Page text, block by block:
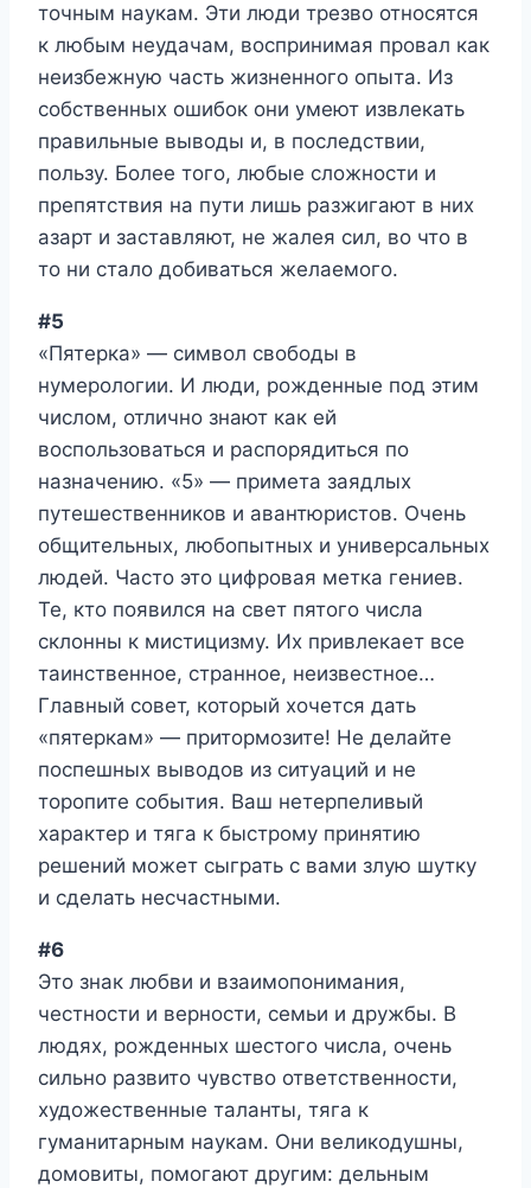
точным наукам. Эти люди трезво относятся
к любым неудачам, воспринимая провал как
неизбежную часть жизненного опыта. Из
собственных ошибок они умеют извлекать
правильные выводы и, в последствии,
пользу. Более того, любые сложности и
препятствия на пути лишь разжигают в них
азарт и заставляют, не жалея сил, во что в
то ни стало добиваться желаемого.
#5
«Пятерка» — символ свободы в
нумерологии. И люди, рожденные под этим
числом, отлично знают как ей
воспользоваться и распорядиться по
назначению. «5» — примета заядлых
путешественников и авантюристов. Очень
общительных, любопытных и универсальных
людей. Часто это цифровая метка гениев.
Те, кто появился на свет пятого числа
склонны к мистицизму. Их привлекает все
таинственное, странное, неизвестное…
Главный совет, который хочется дать
«пятеркам» — притормозите! Не делайте
поспешных выводов из ситуаций и не
торопите события. Ваш нетерпеливый
характер и тяга к быстрому принятию
решений может сыграть с вами злую шутку
и сделать несчастными.
#6
Это знак любви и взаимопонимания,
честности и верности, семьи и дружбы. В
людях, рожденных шестого числа, очень
сильно развито чувство ответственности,
художественные таланты, тяга к
гуманитарным наукам. Они великодушны,
домовиты, помогают другим: дельным